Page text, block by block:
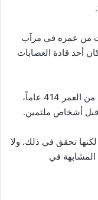
من عمره في مرآب
أحد قادة العصابات
العمر
عاماً،
قبل أشخاص ملثمين.
لكنها تحقق في ذلك. ولا
في